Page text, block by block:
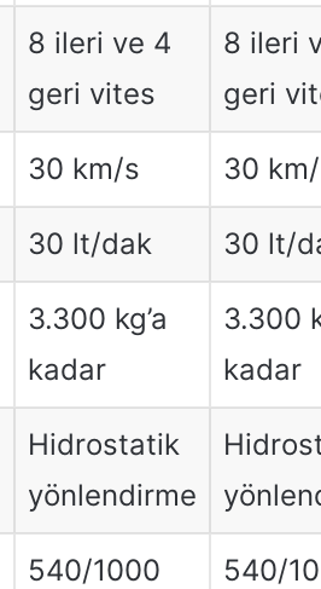
8 ileri ve 4
geri vites
8 ileri
geri
30 km/s 30
30 lt/dak 30 lt/
3.300 kg’a
kadar
3.300
kadar
Hidrostatik
yönlendirme
540/1000
540/